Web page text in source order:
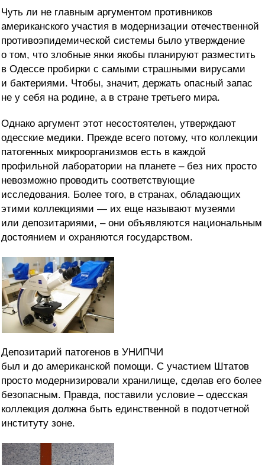
Чуть ли не главным аргументом противников
американского участия в модернизации отечественной
противоэпидемической системы было утверждение
о том, что злобные янки якобы планируют разместить
в Одессе пробирки с самыми страшными вирусами
и бактериями. Чтобы, значит, держать опасный запас
не у себя на родине, а в стране третьего мира.
Однако аргумент этот несостоятелен, утверждают
одесские медики. Прежде всего потому, что коллекции
патогенных микроорганизмов есть в каждой
профильной лаборатории на планете – без них просто
невозможно проводить соответствующие
исследования. Более того, в странах, обладающих
этими коллекциями — их еще называют музеями
или депозитариями, – они объявляются национальным
достоянием и охраняются государством.
Депозитарий патогенов в УНИПЧИ
был и до американской помощи. С участием Штатов
просто модернизировали хранилище, сделав его более
безопасным. Правда, поставили условие – одесская
коллекция должна быть единственной в подотчетной
институту зоне.